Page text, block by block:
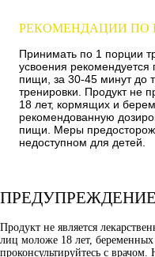
РЕКОМЕНДАЦИИ
Принимать по 1 порции
усвоения
пищи, за 30-45 минут до
тренировки. Продукт не
18 лет, кормящих и
рекомендованную
пищи. Меры
недоступном для детей.
ПРЕДУПРЕЖДЕНИЕ
Продукт не является
лиц моложе 18 лет,
проконсультируйтесь с